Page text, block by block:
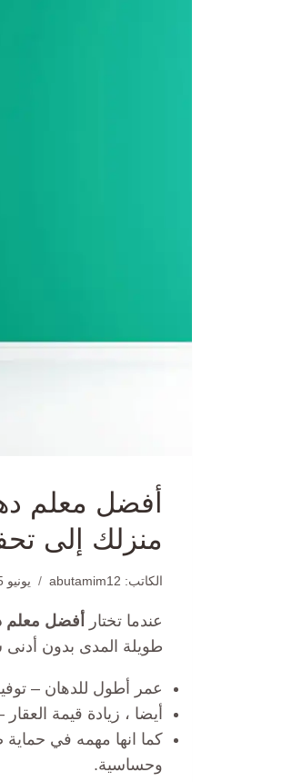
منزلك إلى تحفة فنية!
الكاتب: abutamim12 يونيو 25, 2025
عندما تختار أفضل معلم
طويلة المدى بدون
عمر أطول للدهان – توفير يصل إلى 50% من
أيضا ، زيادة قيمة العقار –
كما انها مهمه في
وحساسية.